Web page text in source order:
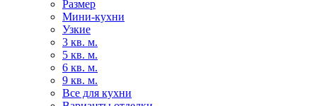
Размер
Мини-кухни
Узкие
3 кв. м.
5 кв. м.
6 кв. м.
9 кв. м.
Все для кухни